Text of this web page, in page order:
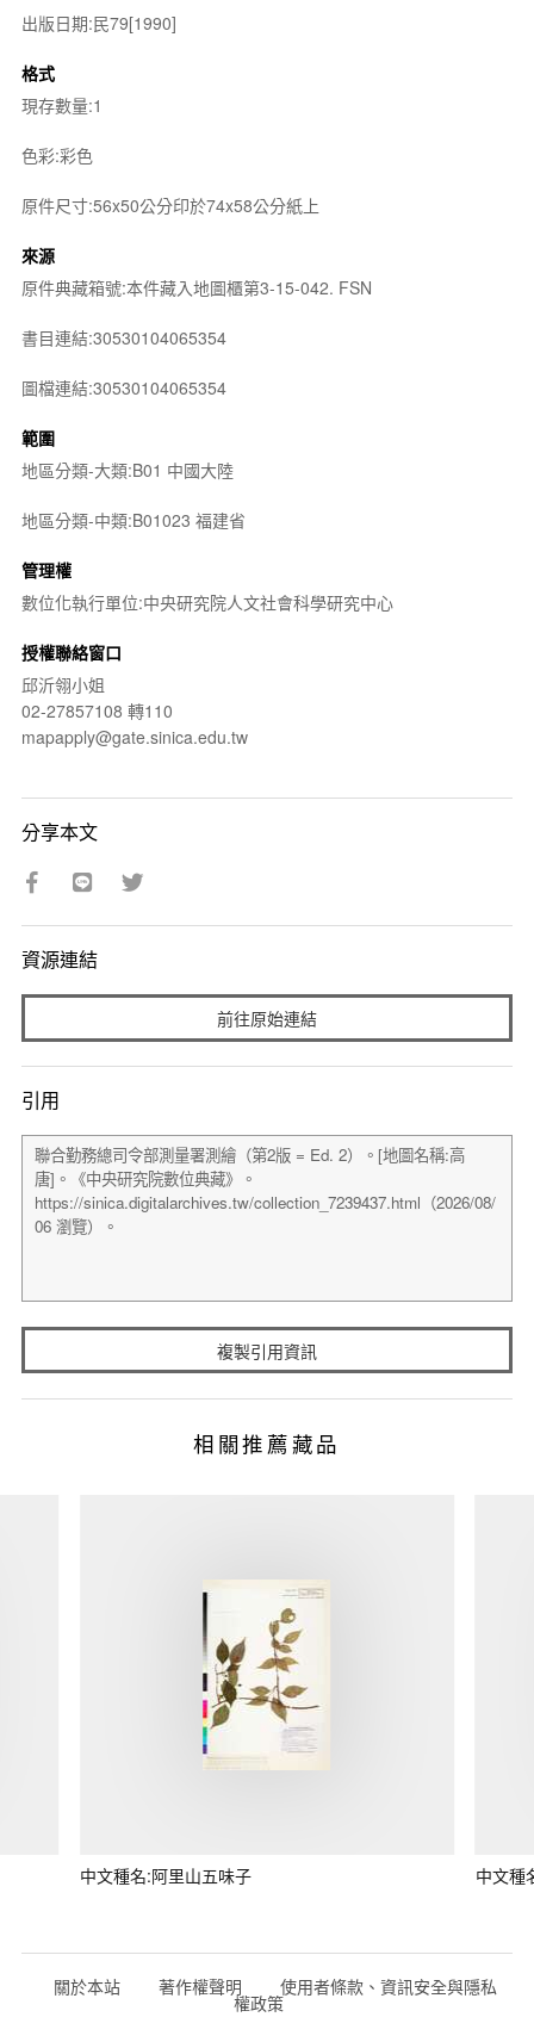
出版日期:民79[1990]
格式
現存數量:1
色彩:彩色
原件尺寸:56x50公分印於74x58公分紙上
來源
原件典藏箱號:本件藏入地圖櫃第3-15-042. FSN
書目連結:30530104065354
圖檔連結:30530104065354
範圍
地區分類-大類:B01 中國大陸
地區分類-中類:B01023 福建省
管理權
數位化執行單位:中央研究院人文社會科學研究中心
授權聯絡窗口
邱沂翎小姐
02-27857108 轉110
mapapply@gate.sinica.edu.tw
分享本文
資源連結
前往原始連結
引用
複製引用資訊
相關推薦藏品
中文種名:阿里山五味子 中文種
關於本站 著作權聲明 使用者條款、資訊安全與隱私
權政策